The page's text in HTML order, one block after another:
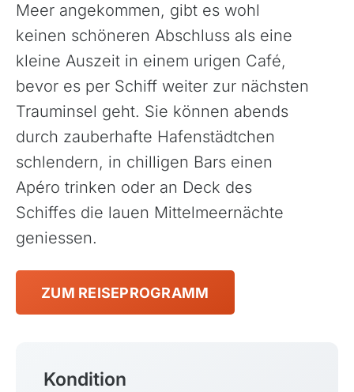
Meer angekommen, gibt es wohl
keinen schöneren Abschluss als eine
kleine Auszeit in einem urigen Café,
bevor es per Schiff weiter zur nächsten
Trauminsel geht. Sie können abends
durch zauberhafte Hafenstädtchen
schlendern, in chilligen Bars einen
Apéro trinken oder an Deck des
Schiffes die lauen Mittelmeernächte
geniessen.
ZUM REISEPROGRAMM
Kondition